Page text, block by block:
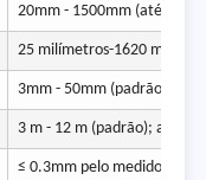
20mm - 1500mm (até
25 milímetros-1620
3mm - 50mm (padrão); até
3 m - 12 m (padrão); até 18
≤ 0.3mm pelo medidor